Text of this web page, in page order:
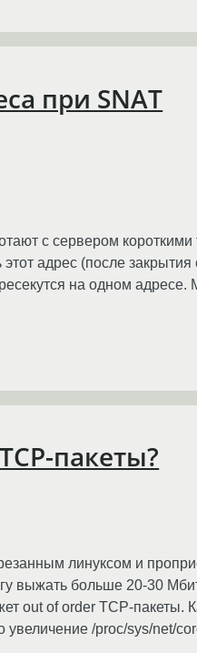
при SNAT
с сервером
адрес (после
на одном адресе.
пакеты?
линуксом и
выжать больше 20-30
out of order TCP-пакеты.
увеличение /proc/sys/net/